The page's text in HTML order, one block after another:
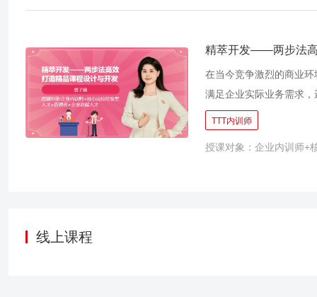
程旨在运用先进的方法
精萃开发——两步法
在当今竞争激烈的商业
满足企业实际业务需求
何通过课程开发来增强
化为标准化的培训材料
失。 2、成本效益分析
TTT内训师
授课对象：企业内训师+
线上课程